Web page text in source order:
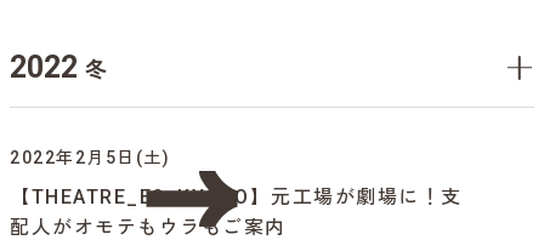
2022 冬
2022年2月5日(土)
【THEATRE_E9_KYOTO】元工場が劇場に！支
配人がオモテもウラもご案内